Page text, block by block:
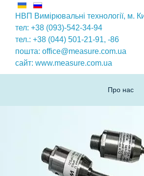
НВП Вимірювальні технології, м.
тел: +38 (093)-542-34-94
тел.: +38 (044) 501-21-91, -86
пошта: office@measure.com.ua
сайт: www.measure.com.ua
Про нас